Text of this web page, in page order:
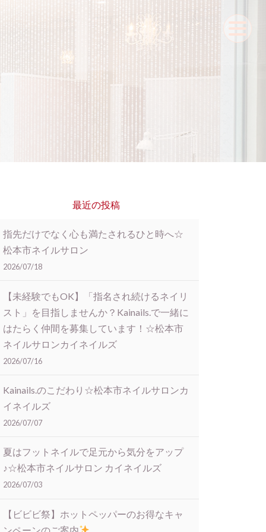
最近の投稿
指先だけでなく心も満たされるひと時へ☆
松本市ネイルサロン
2026/07/18
【未経験でもOK】「指名され続けるネイリ
スト」を目指しませんか？Kainails.で一緒に
はたらく仲間を募集しています！☆松本市
ネイルサロンカイネイルズ
2026/07/16
Kainails.のこだわり☆松本市ネイルサロンカ
イネイルズ
2026/07/07
夏はフットネイルで足元から気分をアップ
♪☆松本市ネイルサロン カイネイルズ
2026/07/03
【ビビビ祭】ホットペッパーのお得なキャ
ンペーンのご案内